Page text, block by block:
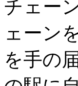
チェー
ェーン
を手の